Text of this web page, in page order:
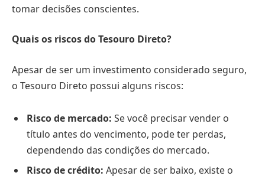
tomar decisões conscientes.
Quais os riscos do Tesouro Direto?
Apesar de ser um investimento considerado seguro,
o Tesouro Direto possui alguns riscos:
Risco de mercado: Se você precisar vender o
título antes do vencimento, pode ter perdas,
dependendo das condições do mercado.
Risco de crédito: Apesar de ser baixo, existe o